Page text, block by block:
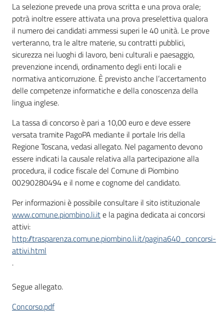
La selezione prevede una prova scritta e una prova orale;
potrà inoltre essere attivata una prova preselettiva qualora
il numero dei candidati ammessi superi le 40 unità. Le prove
verteranno, tra le altre materie, su contratti pubblici,
sicurezza nei luoghi di lavoro, beni culturali e paesaggio,
prevenzione incendi, ordinamento degli enti locali e
normativa anticorruzione. È previsto anche l’accertamento
delle competenze informatiche e della conoscenza della
lingua inglese.
La tassa di concorso è pari a 10,00 euro e deve essere
versata tramite PagoPA mediante il portale Iris della
Regione Toscana, vedasi allegato. Nel pagamento devono
essere indicati la causale relativa alla partecipazione alla
procedura, il codice fiscale del Comune di Piombino
00290280494 e il nome e cognome del candidato.
Per informazioni è possibile consultare il sito istituzionale
www.comune.piombino.li.ite la pagina dedicata ai concorsi
attivi:
http://trasparenza.comune.piombino.li.it/pagina640_concorsi-
attivi.html
.
Segue allegato.
Concorso.pdf